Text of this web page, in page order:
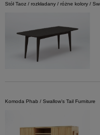
Stół Taoz / rozkładany / różne kolory /
Komoda Phab / Swallow’s Tail Furniture